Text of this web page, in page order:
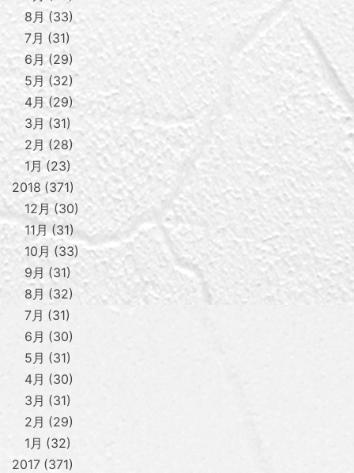
8月
33
7月
31
6月 29
5月
32
4月 29
3月
31
2月
28
1月
23
2018 371
12月
30
11月 31
10月
33
9月
31
8月
32
7月
31
6月
30
5月
31
4月
30
3月
31
2月
29
1月
32
2017 371